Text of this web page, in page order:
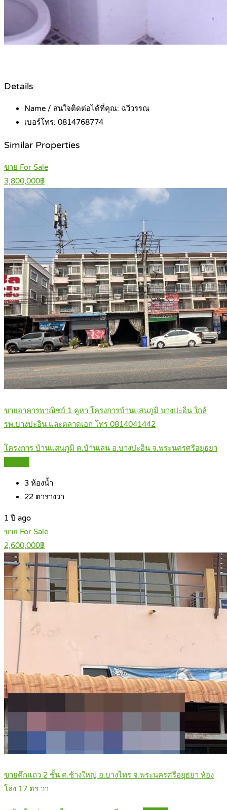
Details
Name / สนใจติดต่อได้ที่คุณ: ฉวีวรรณ
เบอร์โทร: 0814768774
Similar Properties
ขาย For Sale
3,800,000฿
ขายอาคารพาณิชย์ 1 คูหา โครงการบ้านแสนภูมิ บางปะอิน ใกล้
รพ.บางปะอิน และตลาดเอก โทร 0814041442
โครงการ บ้านแสนภูมิ ต.บ้านเลน อ.บางปะอิน จ.พระนครศรีอยุธยา
3 ห้องน้ำ
22 ตารางวา
1 ปี ago
ขาย For Sale
2,600,000฿
ขายตึกแถว 2 ชั้น ต.ช้างใหญ่ อ.บางไทร จ.พระนครศรีอยุธยา ห้อง
โล่ง 17 ตร.วา